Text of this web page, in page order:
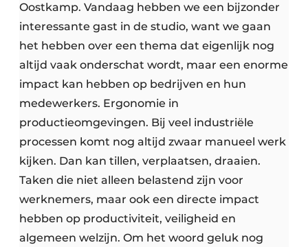
Oostkamp. Vandaag hebben we een bijzonder
interessante gast in de studio, want we gaan
het hebben over een thema dat eigenlijk nog
altijd vaak onderschat wordt, maar een enorme
impact kan hebben op bedrijven en hun
medewerkers. Ergonomie in
productieomgevingen. Bij veel industriële
processen komt nog altijd zwaar manueel werk
kijken. Dan kan tillen, verplaatsen, draaien.
Taken die niet alleen belastend zijn voor
werknemers, maar ook een directe impact
hebben op productiviteit, veiligheid en
algemeen welzijn. Om het woord geluk nog